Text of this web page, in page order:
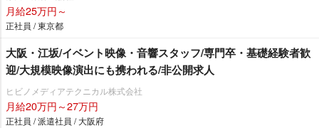
月給25万円～
正社員 / 東京都
大阪・江坂/イベント映像・音響スタッフ/専門卒・基礎経験者歓
迎/大規模映像演出にも携われる/非公開求人
ヒビノメディアテクニカル株式会社
月給20万円～27万円
正社員 / 派遣社員 / 大阪府